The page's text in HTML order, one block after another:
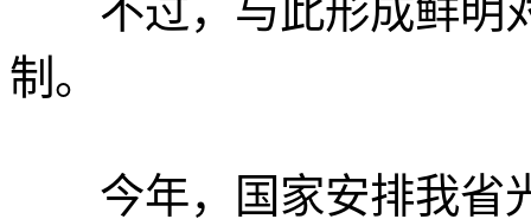
不过，与此形成鲜明
制。
今年，国家安排我省光